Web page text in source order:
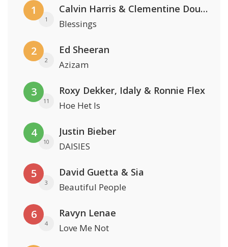
1
1
Calvin Harris & Clementine Douglas
Blessings
2
2
Ed Sheeran
Azizam
3
11
Roxy Dekker, Idaly & Ronnie Flex
Hoe Het Is
4
10
Justin Bieber
DAISIES
5
3
David Guetta & Sia
Beautiful People
6
4
Ravyn Lenae
Love Me Not